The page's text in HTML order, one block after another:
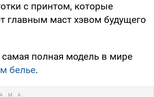
с принтом, которые
главным маст хэвом будущего
полная модель в мире
белье.